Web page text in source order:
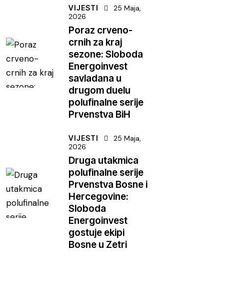
VIJESTI
25 Maja,
2026
Poraz crveno-
crnih za kraj
sezone: Sloboda
Energoinvest
savladana u
drugom duelu
polufinalne serije
Prvenstva BiH
VIJESTI
25 Maja,
2026
Druga utakmica
polufinalne serije
Prvenstva Bosne i
Hercegovine:
Sloboda
Energoinvest
gostuje ekipi
Bosne u Zetri